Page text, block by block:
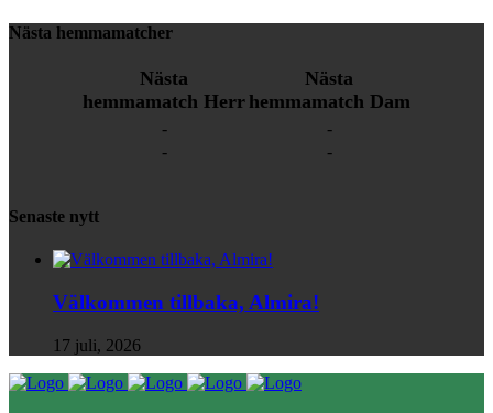
Nästa hemmamatcher
Nästa
hemmamatch Herr
-
-
Nästa
hemmamatch Dam
-
-
Senaste nytt
Välkommen tillbaka, Almira!
17 juli, 2026